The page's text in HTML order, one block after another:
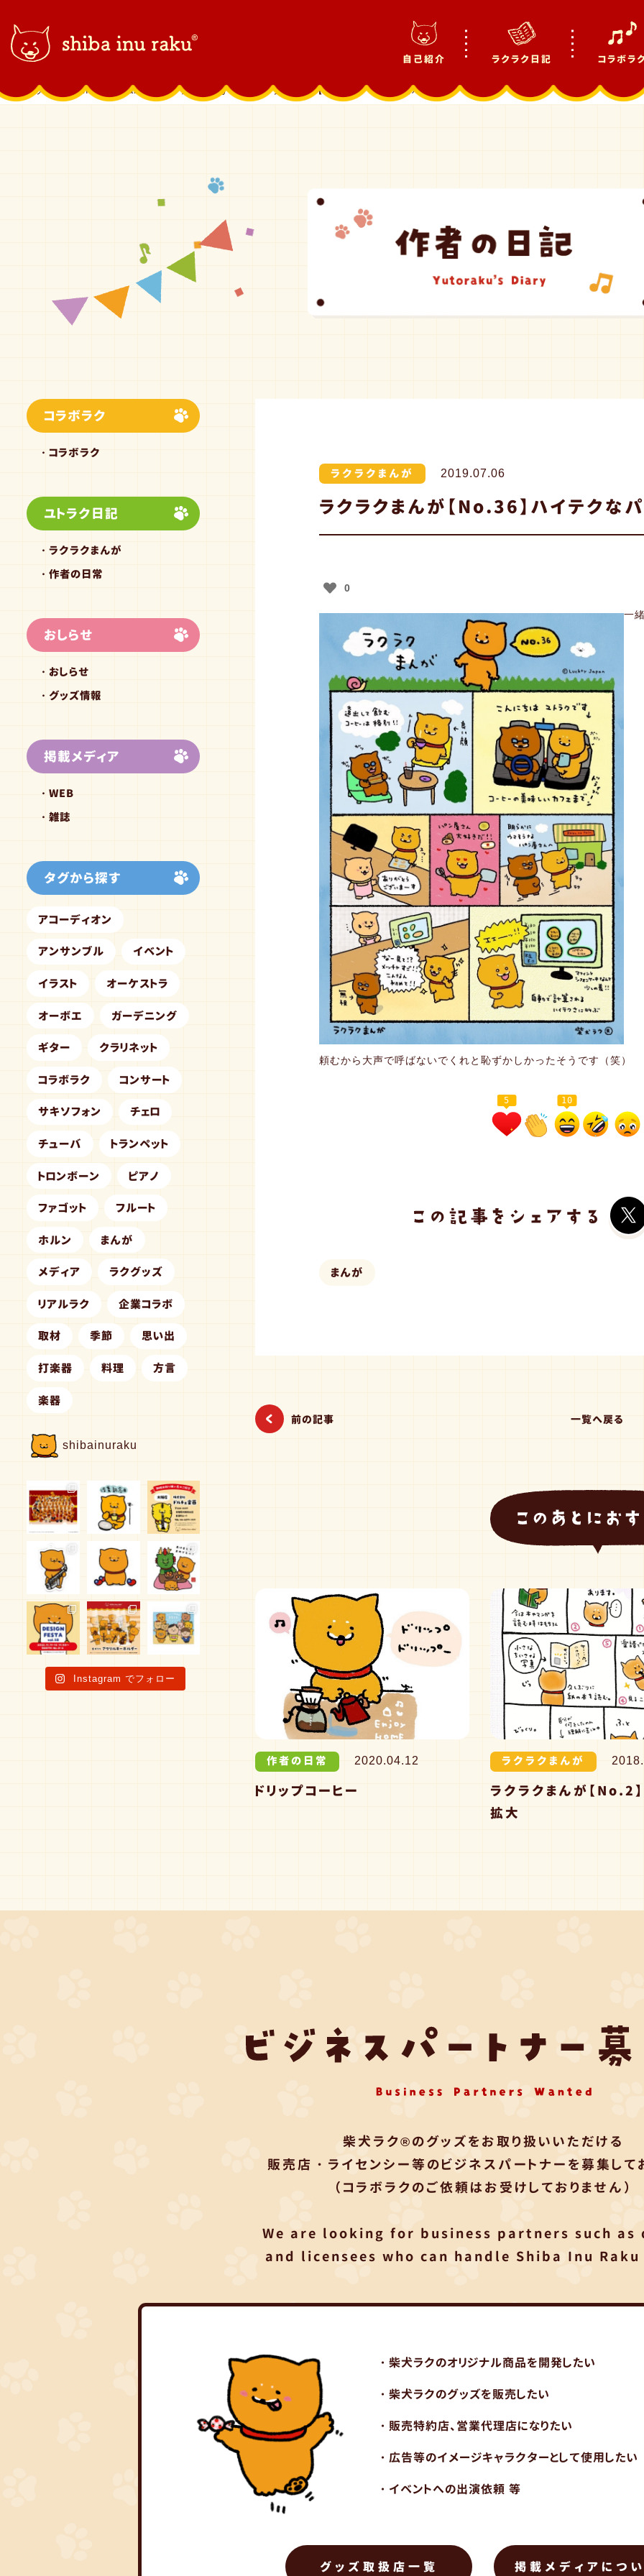
自己紹介 ラクラク日記 コラボラ
柴犬ラク｜shiba inu raku ラクラクまんが> ラクラクまんが【No.36】ハイテクなパン屋
ラクラクまんが 2019.07.06
ラクラクまんが【No.36】ハイテクな
0
一
頼むから大声で呼ばないでくれと恥ずかしかったそうです（笑）
5 10
まんが
前の記事 一覧へ戻る
作者の日常 2020.04.12
ドリップコーヒー
ラクラクまんが
ラクラクまんが【No.2
拡大
コラボラク
コラボラク
ユトラク日記
ラクラクまんが
作者の日常
おしらせ
おしらせ
グッズ情報
掲載メディア
WEB
雑誌
タグから探す
アコーディオン
アンサンブル イベント
イラスト オーケストラ
オーボエ ガーデニング
ギター クラリネット
コラボラク コンサート
サキソフォン チェロ
チューバ トランペット
トロンボーン ピアノ
ファゴット フルート
ホルン まんが
メディア ラクグッズ
リアルラク 企業コラボ
取材 季節 思い出
打楽器 料理 方言
楽器
shibainuraku
Instagram でフォロー
柴犬ラク®のグッズをお取り扱いいただける
販売店・ライセンシー等のビジネスパートナーを募集して
（コラボラクのご依頼はお受けしておりません）
We are looking for business partners such as
and licensees who can handle Shiba Inu
・柴犬ラクのオリジナル商品を開発したい
・柴犬ラクのグッズを販売したい
・販売特約店、営業代理店になりたい
・広告等のイメージキャラクターとして使用したい
・イベントへの出演依頼 等
グッズ取扱店一覧 掲載メディアにつ